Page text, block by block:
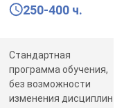
250-400 ч.
Стандартная
программа обучения,
без возможности
изменения дисциплин